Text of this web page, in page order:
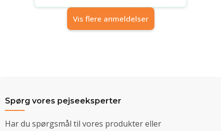
Vis flere anmeldelser
Spørg vores pejseeksperter
Har du spørgsmål til vores produkter eller